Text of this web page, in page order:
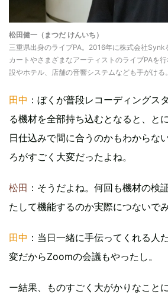
松田健一（まつだ けんいち）
三重県出身のライブPA。2016年に株式会社Synk
カートやさまざまなアーティストのライブPAを
設やホテル、店舗の音響システムなども手がける。
田中 ：ぼくが普段レコーディングス
る機材を全部持ち込むとなると、と
日仕込みで間に合うのかもわからな
ろがすごく大変だったよね。
松田 ：そうだよね。何回も機材の検
たして機能するのか実際につないでみ
田中 ：当日一緒に手伝ってくれる人
変だからZoomの会議もやったし。
ー結果、ものすごく大がかりなこと